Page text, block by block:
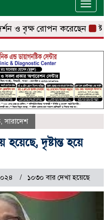
Toggle
বৃক্ষ রোপন করেছেন
,সারাদেশ
দৃষ্টান্ত হয়ে
১০৩০ বার দেখা হয়েছে